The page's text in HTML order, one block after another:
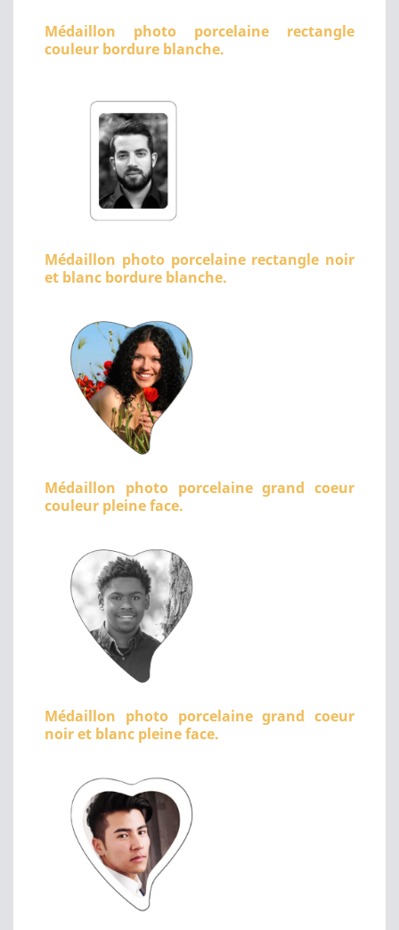
Médaillon photo porcelaine rectangle
couleur bordure blanche.
Médaillon photo porcelaine rectangle noir
et blanc bordure blanche.
Médaillon photo porcelaine grand coeur
couleur pleine face.
Médaillon photo porcelaine grand coeur
noir et blanc pleine face.